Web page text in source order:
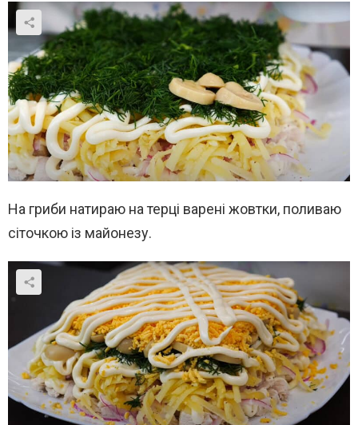
На гриби натираю на терці варені жовтки, поливаю
сіточкою із майонезу.